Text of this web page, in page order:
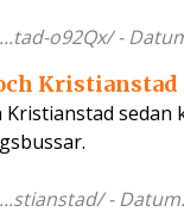
o92Qx/ -
Kristianstad
sedan
- Datum: